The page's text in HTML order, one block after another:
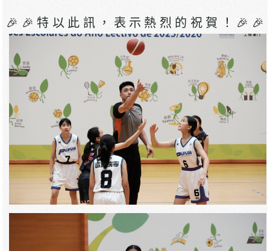
🎉🎉特以此訊，表示熱烈的祝賀！🎉🎉